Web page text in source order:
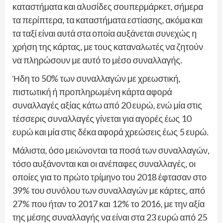
καταστήματα και αλυσίδες σουπερμάρκετ, σήμερα
τα περίπτερα, τα καταστήματα εστίασης, ακόμα και
τα ταξί είναι αυτά στα οποία αυξάνεται συνεχώς η
χρήση της κάρτας, με τους καταναλωτές να ζητούν
να πληρώσουν με αυτό το μέσο συναλλαγής.
Ήδη το 50% των συναλλαγών με χρεωστική,
πιστωτική ή προπληρωμένη κάρτα αφορά
συναλλαγές αξίας κάτω από 20 ευρώ, ενώ μία στις
τέσσερις συναλλαγές γίνεται για αγορές έως 10
ευρώ και μία στις δέκα αφορά χρεώσεις έως 5 ευρώ.
Μάλιστα, όσο μειώνονται τα ποσά των συναλλαγών,
τόσο αυξάνονται και οι ανέπαφες συναλλαγές, οι
οποίες για το πρώτο τρίμηνο του 2018 έφτασαν στο
39% του συνόλου των συναλλαγών με κάρτες, από
27% που ήταν το 2017 και 12% το 2016, με την αξία
της μέσης συναλλαγής να είναι στα 23 ευρώ από 25